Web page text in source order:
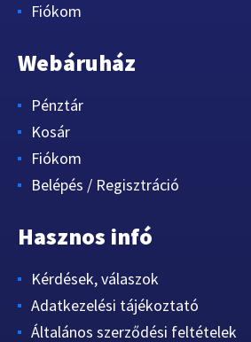
Fiókom
Webáruház
Pénztár
Kosár
Fiókom
Belépés / Regisztráció
Hasznos infó
Kérdések, válaszok
Adatkezelési tájékoztató
Általános szerződési feltételek